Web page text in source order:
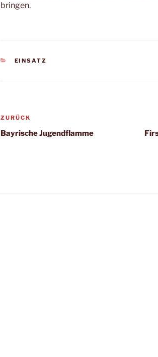
bringen.
KATEGORIEN
EINSATZ
Beitragsnavigation
Vorheriger
Beitrag
ZURÜCK
Bayrische Jugendflamme